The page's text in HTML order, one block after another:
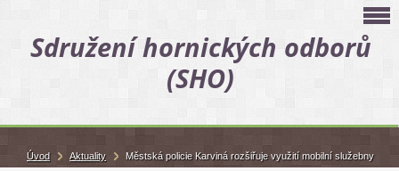
Sdružení hornických odborů
(SHO)
Úvod Aktuality Městská policie Karviná rozšiřuje využití mobilní služebny